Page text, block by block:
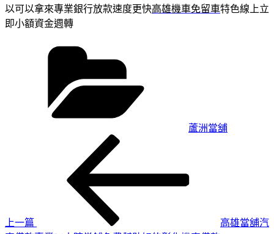
以可以拿來專業銀行放款速度更快高雄機車免留車特色線上立
即小額資金週轉
蘆洲當舖
上一篇
高雄當舖汽